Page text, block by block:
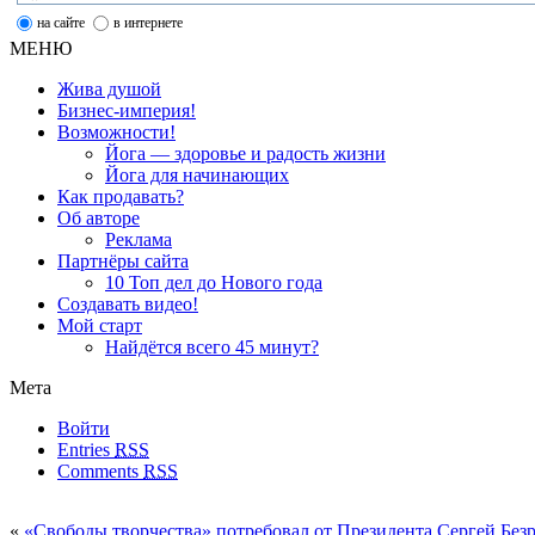
на сайте в интернете
МЕНЮ
Жива душой
Бизнес-империя!
Возможности!
Йога — здоровье и радость жизни
Йога для начинающих
Как продавать?
Об авторе
Реклама
Партнёры сайта
10 Топ дел до Нового года
Создавать видео!
Мой старт
Найдётся всего 45 минут?
Мета
Войти
Entries RSS
Comments RSS
« «Свободы творчества» потребовал от Президента Сергей